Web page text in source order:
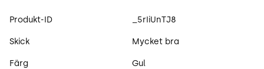
Produktspecifikation
Produkt-ID _5rIiUnTJ8
Skick Mycket bra
Färg Gul